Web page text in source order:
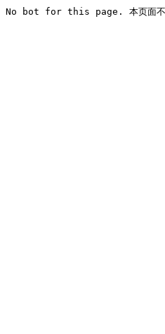
No bot for this page. 本页面不支持